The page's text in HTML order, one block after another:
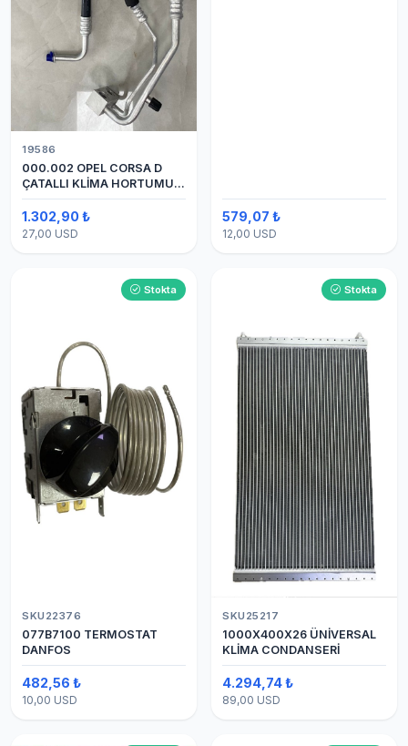
19586
000.002 OPEL CORSA D
ÇATALLI KLİMA HORTUMU
(OEM:1320335)
1.302,90 ₺
27,00 USD
579,07 ₺
12,00 USD
Stokta
SKU22376
077B7100 TERMOSTAT
DANFOS
482,56 ₺
10,00 USD
Stokta
SKU25217
1000X400X26 ÜNİVERSAL
KLİMA CONDANSERİ
4.294,74 ₺
89,00 USD